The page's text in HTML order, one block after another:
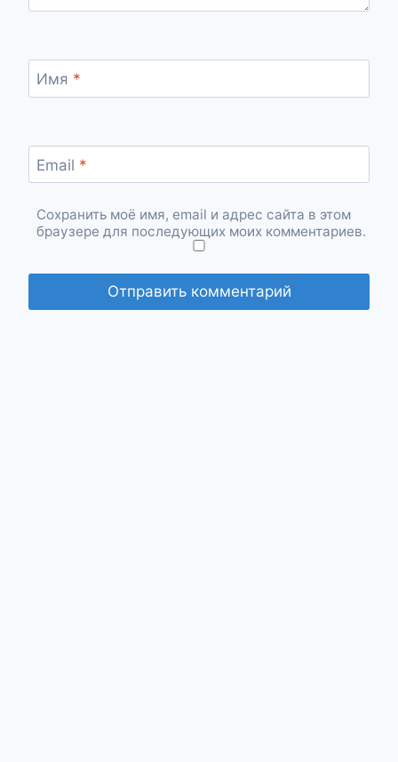
Имя *
Email *
Сохранить моё имя, email и адрес сайта в этом
браузере для последующих моих комментариев.